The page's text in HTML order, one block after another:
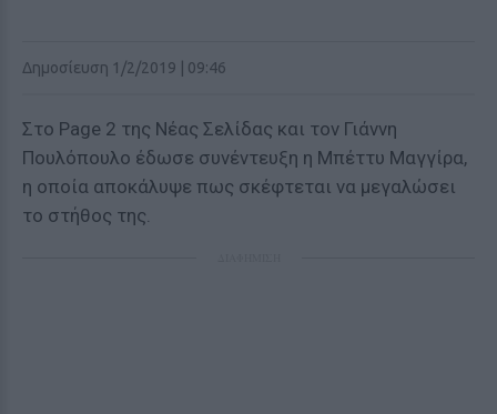
Δημοσίευση 1/2/2019 | 09:46
Στο Page 2 της Νέας Σελίδας και τον Γιάννη
Πουλόπουλο έδωσε συνέντευξη η Μπέττυ Μαγγίρα,
η οποία αποκάλυψε πως σκέφτεται να μεγαλώσει
το στήθος της.